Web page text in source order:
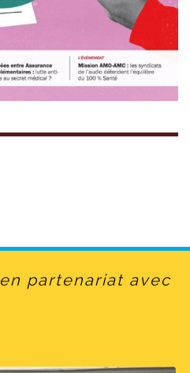
en partenariat avec